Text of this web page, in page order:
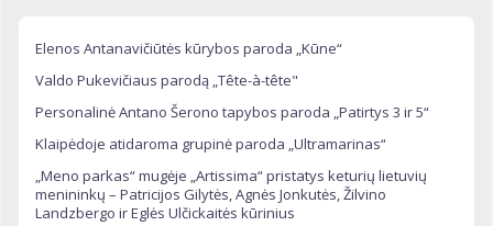
Elenos Antanavičiūtės kūrybos paroda „Kūne“
Valdo Pukevičiaus parodą „Tête-à-tête"
Personalinė Antano Šerono tapybos paroda „Patirtys 3 ir 5“
Klaipėdoje atidaroma grupinė paroda „Ultramarinas“
„Meno parkas“ mugėje „Artissima“ pristatys keturių lietuvių
menininkų – Patricijos Gilytės, Agnės Jonkutės, Žilvino
Landzbergo ir Eglės Ulčickaitės kūrinius